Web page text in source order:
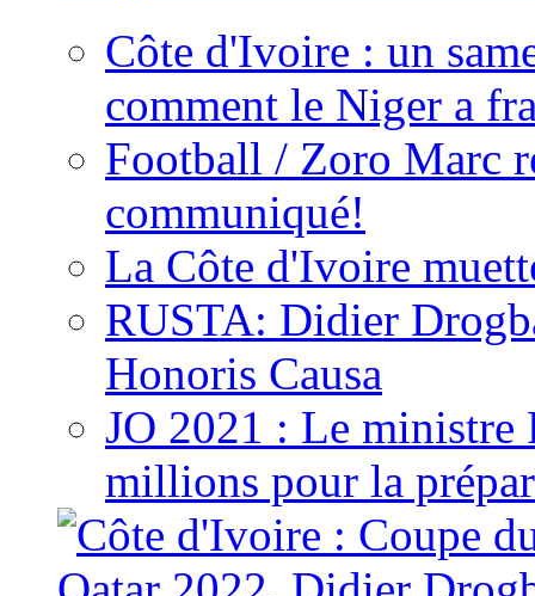
Côte d'Ivoire : un
comment le Niger a
Football / Zoro Marc
communiqué!
La Côte d'Ivoire
RUSTA: Didier
Honoris Causa
JO 2021 : Le ministre
millions pour la